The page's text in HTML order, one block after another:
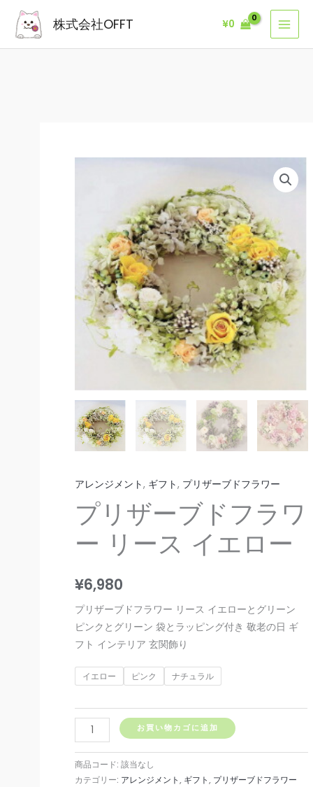
株式会社OFFT ¥0
アレンジメント, ギフト, プリザーブドフラワー
プリザーブドフラワ
ー リース イエロー
¥6,980
プリザーブドフラワー リース イエローとグリーン
ピンクとグリーン 袋とラッピング付き 敬老の日 ギ
フト インテリア 玄関飾り
イエロー ピンク ナチュラル
リ
ザ
ー
お買い物カゴに追加
商品コード:該当なし
カテゴリー: アレンジメント, ギフト, プリザーブドフラワー